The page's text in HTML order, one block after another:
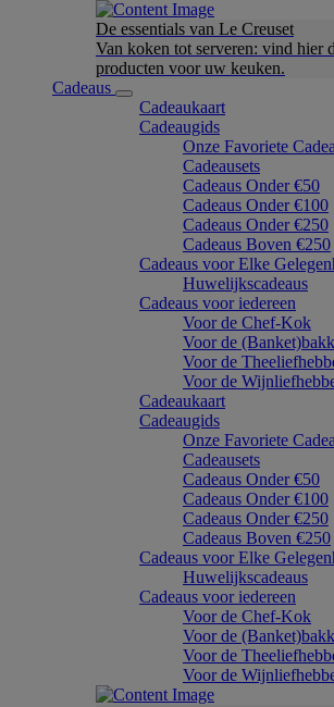
De essentials van Le Creuset
Van koken tot serveren: vind hier
producten voor uw keuken.
Cadeaus
Cadeaukaart
Cadeaugids
Onze Favoriete
Cadeausets
Cadeaus Onder €50
Cadeaus Onder €100
Cadeaus Onder €250
Cadeaus Boven €250
Cadeaus voor Elke
Huwelijkscadeaus
Cadeaus voor iedereen
Voor de Chef-Kok
Voor de
Voor de
Voor de
Cadeaukaart
Cadeaugids
Onze Favoriete
Cadeausets
Cadeaus Onder €50
Cadeaus Onder €100
Cadeaus Onder €250
Cadeaus Boven €250
Cadeaus voor Elke
Huwelijkscadeaus
Cadeaus voor iedereen
Voor de Chef-Kok
Voor de
Voor de
Voor de